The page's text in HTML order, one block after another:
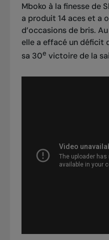
Mboko à la finesse de
a produit 14 aces et a
d’occasions de bris.
elle a effacé un déficit
sa 30e victoire de la